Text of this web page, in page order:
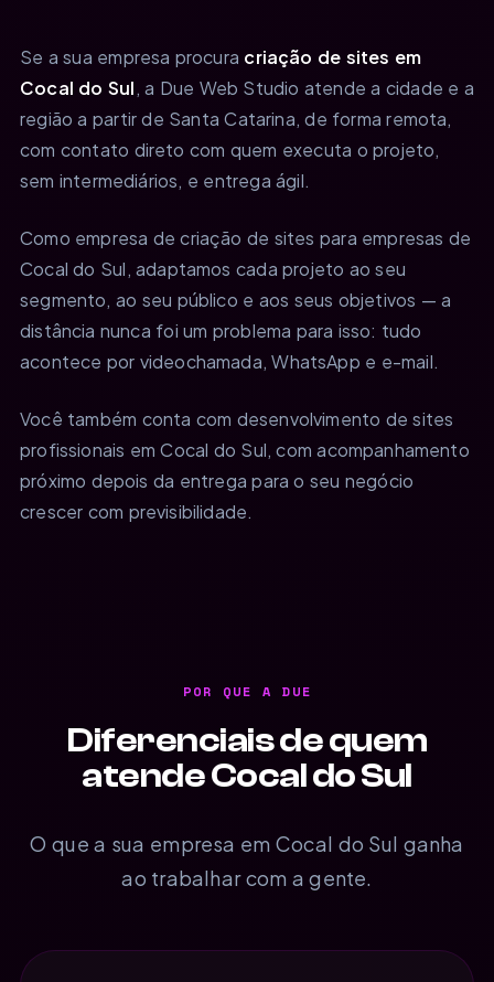
Se a sua empresa procura criação de sites em
Cocal do Sul, a Due Web Studio atende a cidade e a
região a partir de Santa Catarina, de forma remota,
com contato direto com quem executa o projeto,
sem intermediários, e entrega ágil.
Como empresa de criação de sites para empresas de
Cocal do Sul, adaptamos cada projeto ao seu
segmento, ao seu público e aos seus objetivos — a
distância nunca foi um problema para isso: tudo
acontece por videochamada, WhatsApp e e-mail.
Você também conta com desenvolvimento de sites
profissionais em Cocal do Sul, com acompanhamento
próximo depois da entrega para o seu negócio
crescer com previsibilidade.
POR QUE A DUE
Diferenciais de quem
atende Cocal do Sul
O que a sua empresa em Cocal do Sul ganha
ao trabalhar com a gente.